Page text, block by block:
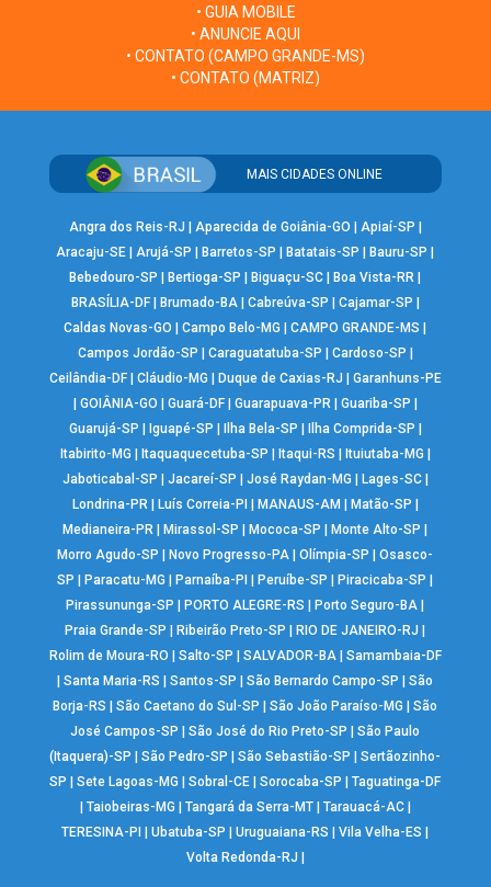
• GUIA MOBILE
• ANUNCIE AQUI
• CONTATO (CAMPO GRANDE-MS)
• CONTATO (MATRIZ)
MAIS CIDADES ONLINE
Angra dos Reis-RJ Aparecida de Goiânia-GO Apiaí-SP
Aracaju-SE |Arujá-SP Barretos-SP Batatais-SP Bauru-SP
Bebedouro-SP
Bertioga-SP Biguaçu-SC Boa Vista-RR
BRASÍLIA-DF| Brumado-BA| Cabreúva-SP Cajamar-SP
Caldas Novas-GO
|Campo Belo-MG |CAMPO GRANDE-MS
Campos Jordão-SP
Caraguatatuba-SP Cardoso-SP
Ceilândia-DF| Cláudio-MG Duque de Caxias-RJ
Garanhuns-PE
GOIÂNIA-GO Guará-DF| Guarapuava-PR| Guariba-SP
Guarujá-SP
Iguapé-SP Ilha Bela-SP Ilha Comprida-SP
Itabirito-MG
Itaquaquecetuba-SP Itaqui-RS Ituiutaba-MG
Jaboticabal-SP
Jacareí-SP José Raydan-MG Lages-SC|
Londrina-PR| Luís Correia-PI MANAUS-AM Matão-SP
Medianeira-PR
Mirassol-SP Mococa-SP Monte Alto-SP
Morro Agudo-SP
Novo Progresso-PA |Olímpia-SP |Osasco-
SP
Paracatu-MG Parnaíba-PI Peruíbe-SP Piracicaba-SP
Pirassununga-SP
PORTO ALEGRE-RS Porto Seguro-BA
Praia Grande-SP
Ribeirão Preto-SP RIO DE JANEIRO-RJ
Rolim de Moura-RO
Salto-SP SALVADOR-BA| Samambaia-DF
|Santa Maria-RS |Santos-SP |São Bernardo Campo-SP |São
Borja-RS
|São Caetano do Sul-SP |São João Paraíso-MG |São
José Campos-SP
|São José do Rio Preto-SP |São Paulo
(Itaquera)-SP
|São Pedro-SP |São Sebastião-SP |Sertãozinho-
SP
|Sete Lagoas-MG |Sobral-CE |Sorocaba-SP |Taguatinga-DF
Taiobeiras-MG Tangará da Serra-MT| Tarauacá-AC|
TERESINA-PI
|Ubatuba-SP |Uruguaiana-RS |Vila Velha-ES
Volta Redonda-RJ